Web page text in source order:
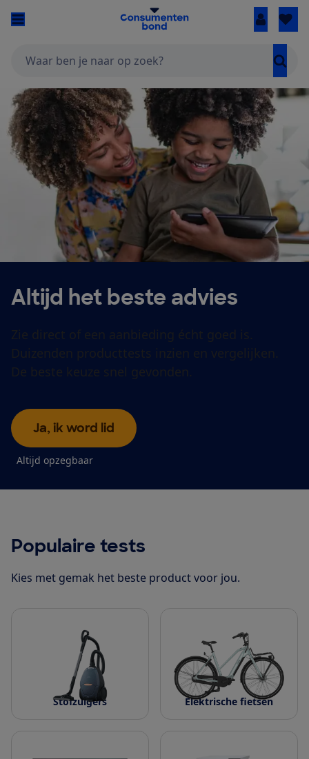
Inloggen
Altijd het beste advies
Ja, ik word lid
Altijd opzegbaar
Populaire tests
Kies met gemak het beste product voor jou.
Stofzuigers Elektrische fietsen